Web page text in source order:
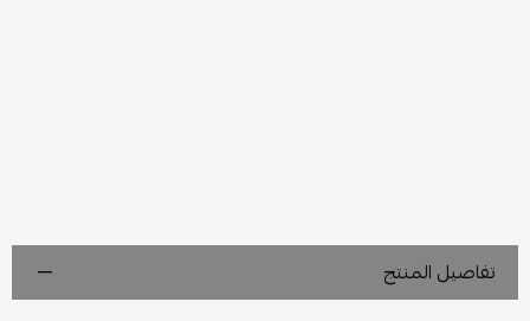
تفاصيل المنتج